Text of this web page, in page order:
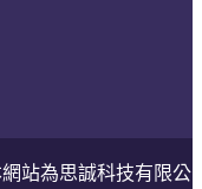
網站為思誠科技有限公